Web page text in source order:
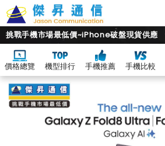
挑戰手機市場最低價~iPhone破盤現貨供應
價格總覽 機型排行 手機推薦 手機比較